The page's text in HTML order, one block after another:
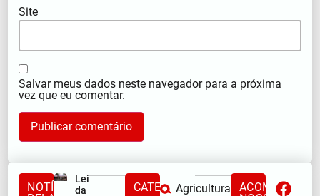
Site
Salvar meus dados neste navegador para a próxima
vez que eu comentar.
NOTÍCIAS
Lei Maria
da Penha
CATEGORIASAgricultura
ACOMPANHE